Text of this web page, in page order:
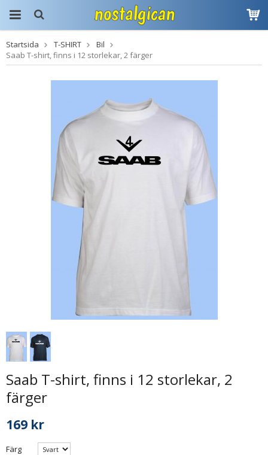
Produkten har blivit
tillagd i varukorgen
Startsida T-SHIRT
Bil
Saab T-shirt, finns i 12 storlekar, 2 färger
Saab T-shirt, finns i 12 storlekar, 2
färger
169 kr
Färg